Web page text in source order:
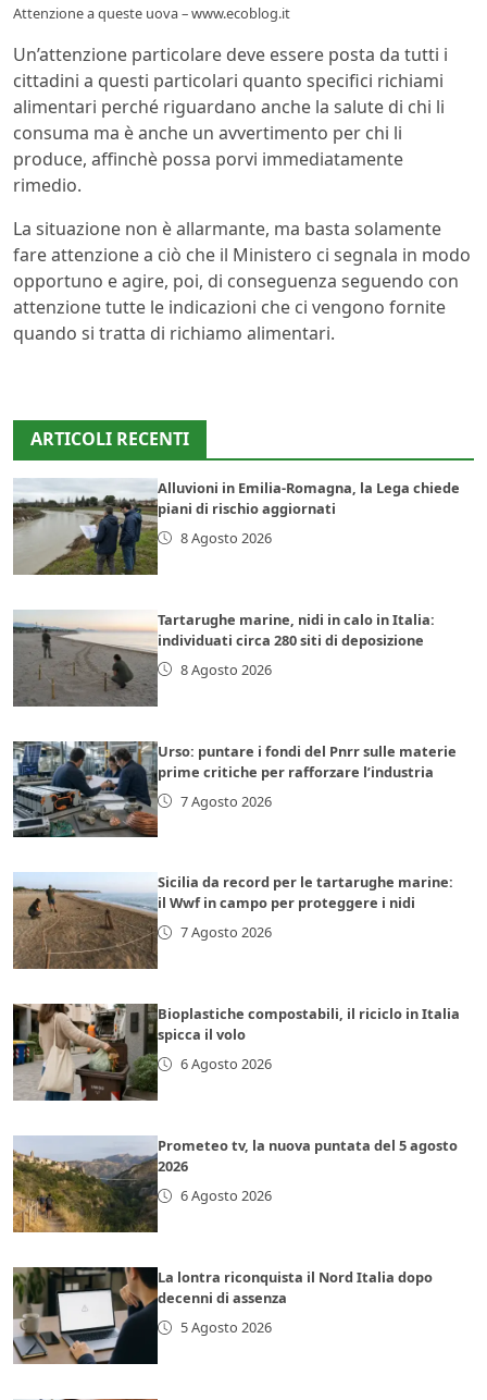
Attenzione a queste uova – www.ecoblog.it
Un’attenzione particolare deve essere posta da tutti i
cittadini a questi particolari quanto specifici richiami
alimentari perché riguardano anche la salute di chi li
consuma ma è anche un avvertimento per chi li
produce, affinchè possa porvi immediatamente
rimedio.
La situazione non è allarmante, ma basta solamente
fare attenzione a ciò che il Ministero ci segnala in modo
opportuno e agire, poi, di conseguenza seguendo con
attenzione tutte le indicazioni che ci vengono fornite
quando si tratta di richiamo alimentari.
ARTICOLI RECENTI
Alluvioni in Emilia-Romagna, la Lega chiede
piani di rischio aggiornati
8 Agosto 2026
Tartarughe marine, nidi in calo in Italia:
individuati circa 280 siti di deposizione
8 Agosto 2026
Urso: puntare i fondi del Pnrr sulle materie
prime critiche per rafforzare l’industria
7 Agosto 2026
Sicilia da record per le tartarughe marine:
il Wwf in campo per proteggere i nidi
7 Agosto 2026
Bioplastiche compostabili, il riciclo in Italia
spicca il volo
6 Agosto 2026
Prometeo tv, la nuova puntata del 5 agosto
2026
6 Agosto 2026
La lontra riconquista il Nord Italia dopo
decenni di assenza
5 Agosto 2026